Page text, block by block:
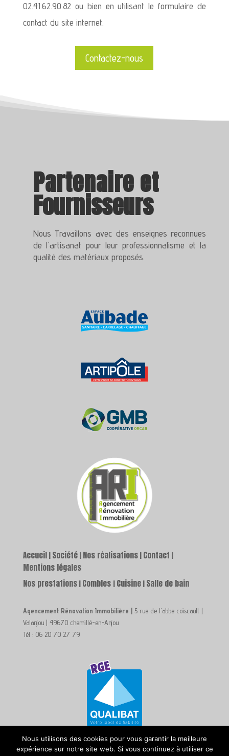
02.41.62.90.82 ou bien en utilisant le formulaire de
contact du site internet.
Contactez-nous
Partenaireet
Fournisseurs
Nous Travaillons avec des enseignes reconnues
de l'artisanat pour leur professionnalisme et la
qualité des matériaux proposés.
Accueil |Société|Nos réalisations|Contact |
Mentions légales
Nos prestations|Combles |Cuisine|Salle de bain
Agencement Rénovation Immobilière | 5 rue de l'abbe coiscault |
Valanjou | 49670 chemillé-en-Anjou
Tél : 06 20 70 27 79
Nous utilisons des cookies pour vous garantir la meilleure
expérience sur notre site web. Si vous continuez à utiliser ce